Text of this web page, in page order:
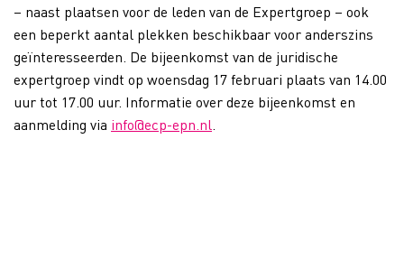
– naast plaatsen voor de leden van de Expertgroep – ook
een beperkt aantal plekken beschikbaar voor anderszins
geïnteresseerden. De bijeenkomst van de juridische
expertgroep vindt op woensdag 17 februari plaats van 14.00
uur tot 17.00 uur. Informatie over deze bijeenkomst en
aanmelding via info@ecp-epn.nl